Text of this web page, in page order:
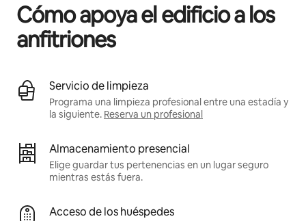
Cómo apoya el edificio a los
anfitriones
Servicio de limpieza
Programa una limpieza profesional entre una estadía y
la siguiente. Reserva un profesional
Almacenamiento presencial
Elige guardar tus pertenencias en un lugar seguro
mientras estás fuera.
Acceso de los huéspedes